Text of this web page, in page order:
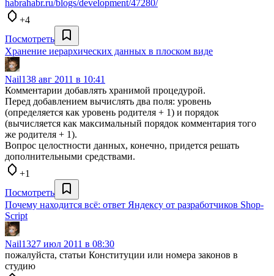
habrahabr.ru/blogs/development/47280/
+4
Посмотреть
Хранение иерархических данных в плоском виде
Nail138 авг 2011 в 10:41
Комментарии добавлять хранимой процедурой.
Перед добавлением вычислять два поля: уровень
(определяется как уровень родителя + 1) и порядок
(вычисляется как максимальный порядок комментария того
же родителя + 1).
Вопрос целостности данных, конечно, придется решать
дополнительными средствами.
+1
Посмотреть
Почему находится всё: ответ Яндексу от разработчиков Shop-
Script
Nail1327 июл 2011 в 08:30
пожалуйста, статьи Конституции или номера законов в
студию